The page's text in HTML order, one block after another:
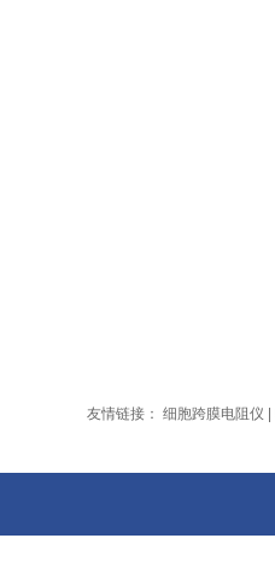
友情链接： 细胞跨膜电阻仪